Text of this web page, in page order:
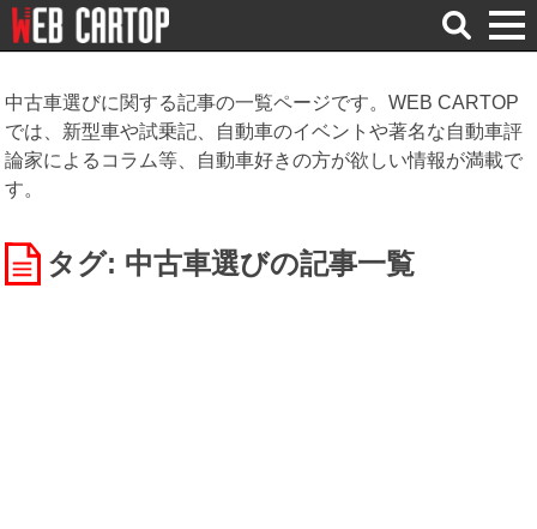
検
索
中古車選びに関する記事の一覧ページです。WEB CARTOP
では、新型車や試乗記、自動車のイベントや著名な自動車評
論家によるコラム等、自動車好きの方が欲しい情報が満載で
す。
タグ: 中古車選びの記事一覧